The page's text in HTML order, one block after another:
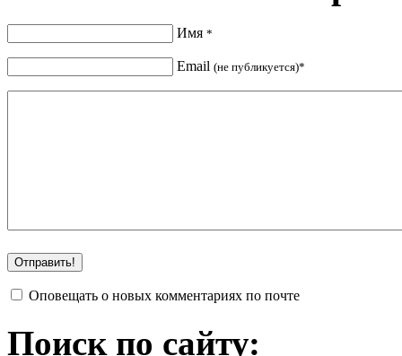
Имя *
Email (не публикуется)*
Оповещать о новых комментариях по почте
Поиск по сайту: